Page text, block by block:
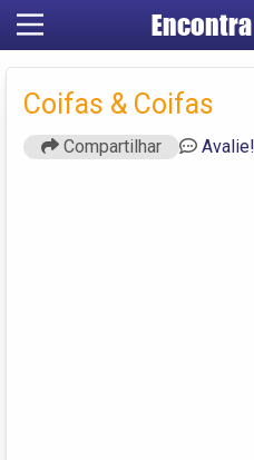
Encontra
Coifas & Coifas
Compartilhar Avalie!